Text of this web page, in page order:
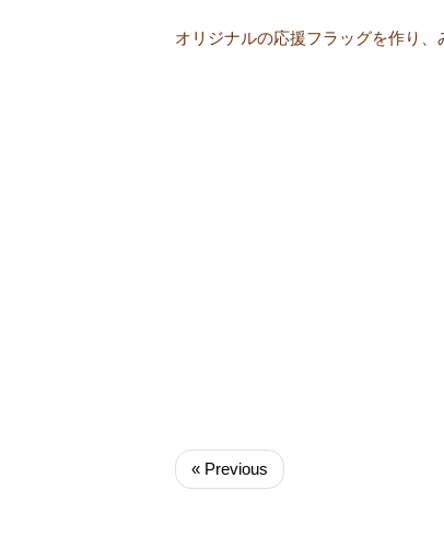
オリジナルの応援フラッグを作り
« Previous